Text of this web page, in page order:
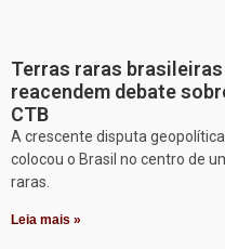
Terras raras brasileiras
reacendem debate
CTB
A crescente disputa
colocou o Brasil no centro de
raras.
Leia mais »